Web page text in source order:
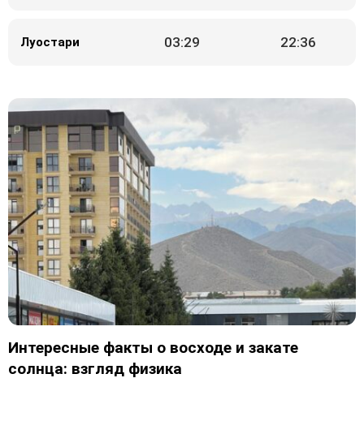
Луостари 03:29 22:36
Интересные факты о восходе и закате
солнца: взгляд физика